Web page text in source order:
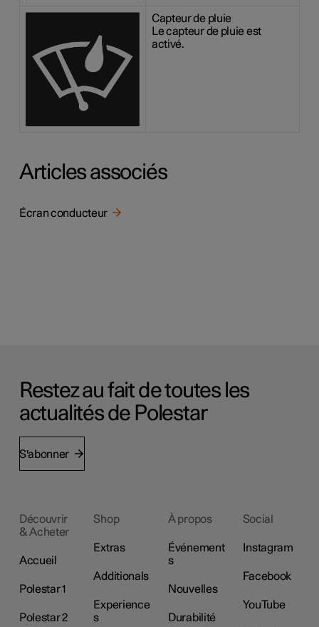
Capteur de pluie
Le capteur de pluie est
activé.
Articles associés
Écran conducteur
Restez au fait de toutes les
actualités de Polestar
S'abonner
Découvrir
& Acheter
Accueil
Polestar 1
Polestar 2
Shop
Extras
Additionals
Experience
s
À propos
Événement
s
Nouvelles
Durabilité
Social
Instagram
Facebook
YouTube